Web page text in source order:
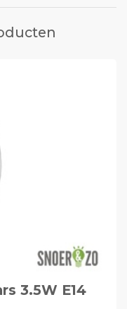
3.5W E14